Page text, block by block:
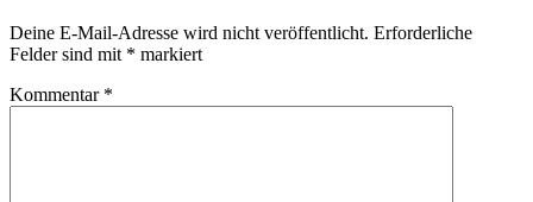
Deine E-Mail-Adresse wird nicht veröffentlicht. Erforderliche
Felder sind mit * markiert
Kommentar *